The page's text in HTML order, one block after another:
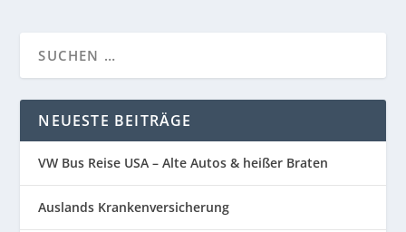
NEUESTE BEITRÄGE
VW Bus Reise USA – Alte Autos & heißer Braten
Auslands Krankenversicherung